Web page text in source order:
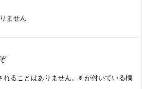
ません
ることはありません。 ※ が付いている欄